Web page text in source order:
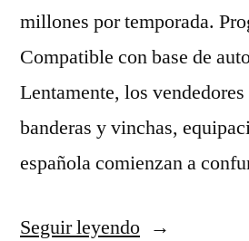
millones por temporada.
Compatible con base de
Lentamente, los
banderas y vinchas,
española comienzan a
Seguir leyendo«camisetas